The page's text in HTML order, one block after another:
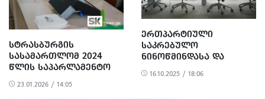
ᲡᲢᲠᲐᲡᲑᲣᲠᲒᲘᲡ
ᲡᲐᲡᲐᲛᲐᲠᲗᲚᲝᲛ 2024
ᲬᲚᲘᲡ ᲡᲐᲞᲐᲠᲚᲐᲛᲔᲜᲢᲝ
ᲐᲠᲩᲔᲕᲜᲔᲑᲗᲐᲜ
ᲓᲐᲙᲐᲕᲨᲘᲠᲔᲑᲘᲗ
23.01.2026 / 14:05
ᲔᲠᲗᲞᲐᲠᲢᲘᲣᲚᲘ
ᲡᲐᲙᲠᲔᲑᲣᲚᲝ
ᲜᲘᲜᲝᲬᲛᲘᲜᲓᲐᲡᲐ ᲓᲐ
ᲐᲮᲐᲚᲥᲐᲚᲐᲥᲨᲘ
16.10.2025 / 18:06